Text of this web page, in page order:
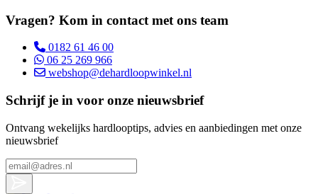
Vragen? Kom in contact met ons team
0182 61 46 00
06 25 269 966
webshop@dehardloopwinkel.nl
Schrijf je in voor onze nieuwsbrief
Ontvang wekelijks hardlooptips, advies en aanbiedingen met onze
nieuwsbrief